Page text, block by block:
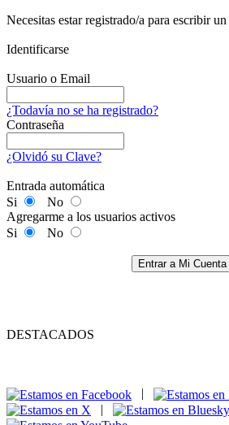
Necesitas estar registrado/a para escribir
Identificarse
Usuario o Email
¿Todavía no se ha registrado?
Contraseña
¿Olvidó su Clave?
Entrada automática
Si
No
Agregarme a los usuarios activos
Si
No
Entrar a Mi Cuenta
DESTACADOS
|